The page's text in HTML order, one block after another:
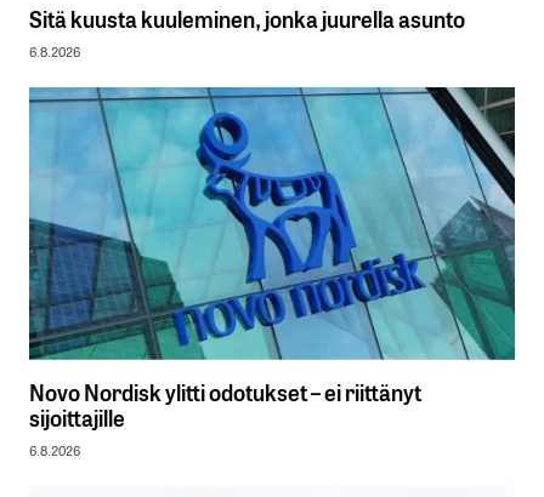
Sitä kuusta kuuleminen, jonka juurella asunto
6.8.2026
Novo Nordisk ylitti odotukset – ei riittänyt
sijoittajille
6.8.2026